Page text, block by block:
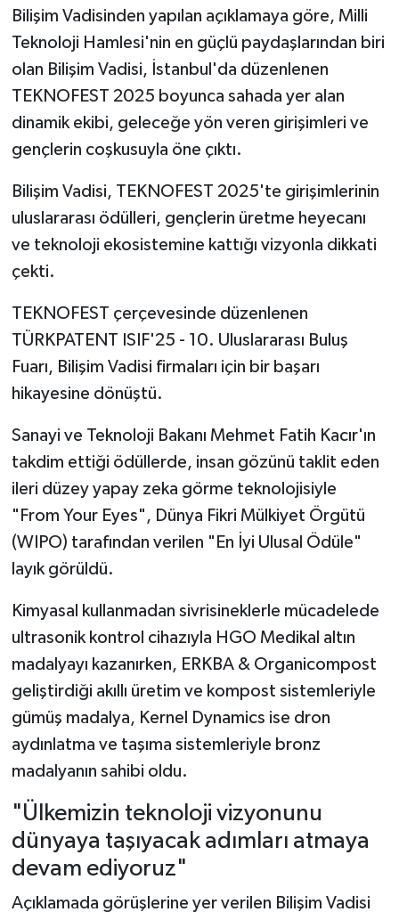
Bilişim Vadisinden yapılan açıklamaya göre, Milli
Teknoloji Hamlesi'nin en güçlü paydaşlarından biri
olan Bilişim Vadisi, İstanbul'da düzenlenen
TEKNOFEST 2025 boyunca sahada yer alan
dinamik ekibi, geleceğe yön veren girişimleri ve
gençlerin coşkusuyla öne çıktı.
Bilişim Vadisi, TEKNOFEST 2025'te girişimlerinin
uluslararası ödülleri, gençlerin üretme heyecanı
ve teknoloji ekosistemine kattığı vizyonla dikkati
çekti.
TEKNOFEST çerçevesinde düzenlenen
TÜRKPATENT ISIF'25 - 10. Uluslararası Buluş
Fuarı, Bilişim Vadisi firmaları için bir başarı
hikayesine dönüştü.
Sanayi ve Teknoloji Bakanı Mehmet Fatih Kacır'ın
takdim ettiği ödüllerde, insan gözünü taklit eden
ileri düzey yapay zeka görme teknolojisiyle
"From Your Eyes", Dünya Fikri Mülkiyet Örgütü
(WIPO) tarafından verilen "En İyi Ulusal Ödüle"
layık görüldü.
Kimyasal kullanmadan sivrisineklerle mücadelede
ultrasonik kontrol cihazıyla HGO Medikal altın
madalyayı kazanırken, ERKBA & Organicompost
geliştirdiği akıllı üretim ve kompost sistemleriyle
gümüş madalya, Kernel Dynamics ise dron
aydınlatma ve taşıma sistemleriyle bronz
madalyanın sahibi oldu.
"Ülkemizin teknoloji vizyonunu
dünyaya taşıyacak adımları atmaya
devam ediyoruz"
Açıklamada görüşlerine yer verilen Bilişim Vadisi